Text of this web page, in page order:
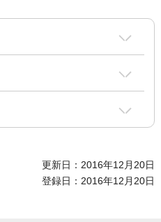
更新日：2016年12月20日
登録日：2016年12月20日